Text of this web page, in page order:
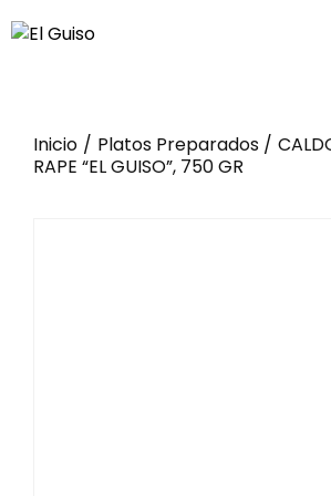
Inicio Platos Preparados
RAPE “EL GUISO”, 750 GR